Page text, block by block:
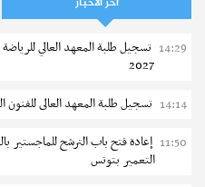
نشر في16-07-2017 – مطالعات : 116528
14:29
2027
14:14 تسجيل طلبة المعهد العالى للفنون
11:50 إعادة فتح باب الترشح للماجستير
التعمير بتونس